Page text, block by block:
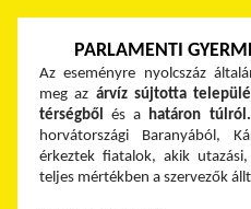
PARLAMENTI
Az eseményre nyolcszáz
meg az árvíz sújtotta
térségből és a határon túlról.
horvátországi Baranyából,
érkeztek fiatalok, akik
teljes mértékben a szervezők